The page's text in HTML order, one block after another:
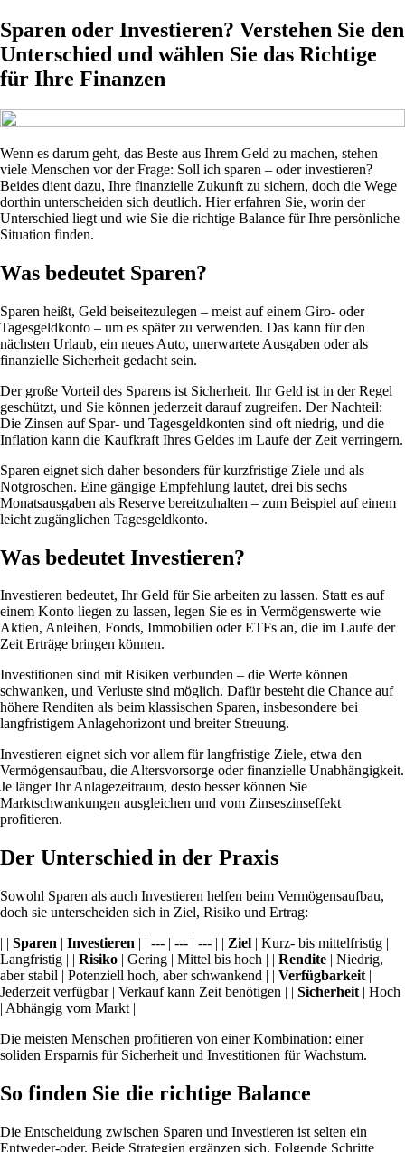
Sparen oder Investieren? Verstehen Sie den
Unterschied und wählen Sie das Richtige
für Ihre Finanzen
Wenn es darum geht, das Beste aus Ihrem Geld zu machen, stehen
viele Menschen vor der Frage: Soll ich sparen – oder investieren?
Beides dient dazu, Ihre finanzielle Zukunft zu sichern, doch die Wege
dorthin unterscheiden sich deutlich. Hier erfahren Sie, worin der
Unterschied liegt und wie Sie die richtige Balance für Ihre persönliche
Situation finden.
Was bedeutet Sparen?
Sparen heißt, Geld beiseitezulegen – meist auf einem Giro- oder
Tagesgeldkonto – um es später zu verwenden. Das kann für den
nächsten Urlaub, ein neues Auto, unerwartete Ausgaben oder als
finanzielle Sicherheit gedacht sein.
Der große Vorteil des Sparens ist Sicherheit. Ihr Geld ist in der Regel
geschützt, und Sie können jederzeit darauf zugreifen. Der Nachteil:
Die Zinsen auf Spar- und Tagesgeldkonten sind oft niedrig, und die
Inflation kann die Kaufkraft Ihres Geldes im Laufe der Zeit verringern.
Sparen eignet sich daher besonders für kurzfristige Ziele und als
Notgroschen. Eine gängige Empfehlung lautet, drei bis sechs
Monatsausgaben als Reserve bereitzuhalten – zum Beispiel auf einem
leicht zugänglichen Tagesgeldkonto.
Was bedeutet Investieren?
Investieren bedeutet, Ihr Geld für Sie arbeiten zu lassen. Statt es auf
einem Konto liegen zu lassen, legen Sie es in Vermögenswerte wie
Aktien, Anleihen, Fonds, Immobilien oder ETFs an, die im Laufe der
Zeit Erträge bringen können.
Investitionen sind mit Risiken verbunden – die Werte können
schwanken, und Verluste sind möglich. Dafür besteht die Chance auf
höhere Renditen als beim klassischen Sparen, insbesondere bei
langfristigem Anlagehorizont und breiter Streuung.
Investieren eignet sich vor allem für langfristige Ziele, etwa den
Vermögensaufbau, die Altersvorsorge oder finanzielle Unabhängigkeit.
Je länger Ihr Anlagezeitraum, desto besser können Sie
Marktschwankungen ausgleichen und vom Zinseszinseffekt
profitieren.
Der Unterschied in der Praxis
Sowohl Sparen als auch Investieren helfen beim Vermögensaufbau,
doch sie unterscheiden sich in Ziel, Risiko und Ertrag:
| | Sparen | Investieren | | --- | --- | --- | | Ziel | Kurz- bis mittelfristig |
Langfristig | | Risiko | Gering | Mittel bis hoch | | Rendite | Niedrig,
aber stabil | Potenziell hoch, aber schwankend | | Verfügbarkeit |
Jederzeit verfügbar | Verkauf kann Zeit benötigen | | Sicherheit | Hoch
| Abhängig vom Markt |
Die meisten Menschen profitieren von einer Kombination: einer
soliden Ersparnis für Sicherheit und Investitionen für Wachstum.
So finden Sie die richtige Balance
Die Entscheidung zwischen Sparen und Investieren ist selten ein
Entweder-oder. Beide Strategien ergänzen sich. Folgende Schritte